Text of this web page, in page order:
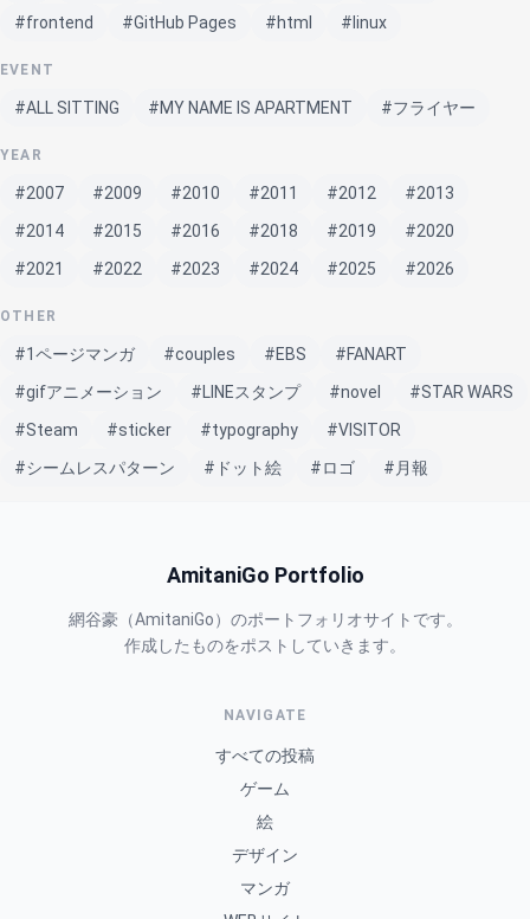
#frontend
#GitHub Pages #html #linux
EVENT
#ALL SITTING #MY NAME IS APARTMENT #フライヤー
YEAR
#2007 #2009 #2010 #2011 #2012
#2013
#2014
#2015 #2016 #2018 #2019
#2020
#2021
#2022 #2023 #2024 #2025 #2026
OTHER
#1ページマンガ #couples #EBS
#FANART
#gifアニメーション
#LINEスタンプ #novel
#STAR WARS
#Steam
#sticker #typography
#VISITOR
#シームレスパターン
#ドット絵 #ロゴ #月報
AmitaniGo Portfolio
網谷豪（AmitaniGo）のポートフォリオサイトです。
作成したものをポストしていきます。
NAVIGATE
すべての投稿
ゲーム
絵
デザイン
マンガ